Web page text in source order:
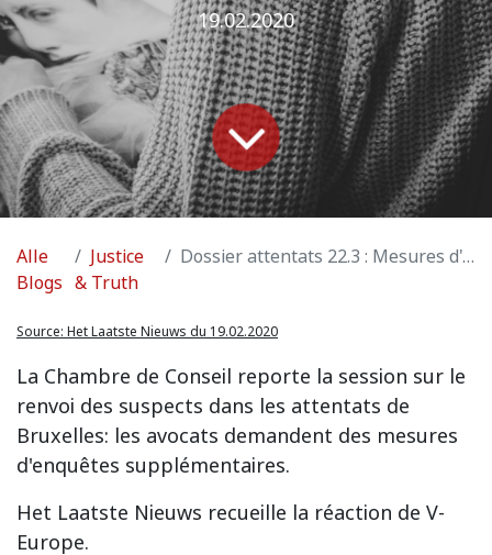
19.02.2020
Alle
Blogs
Justice
& Truth
Dossier attentats 22.3 : Mesures d'enquêtes supplémentaires
Source: Het Laatste Nieuws du 19.02.2020
La Chambre de Conseil reporte la session sur le
renvoi des suspects dans les attentats de
Bruxelles: les avocats demandent des mesures
d'enquêtes supplémentaires.
Het Laatste Nieuws recueille la réaction de V-
Europe.